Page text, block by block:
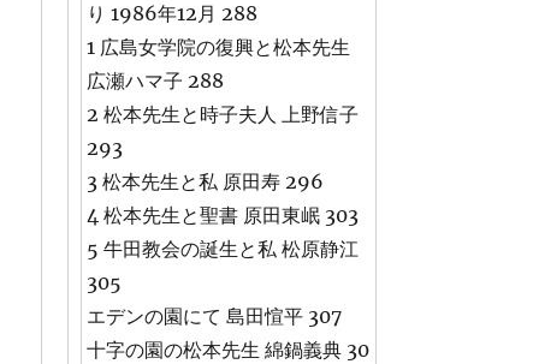
り 1986年12月 288
1 広島女学院の復興と松本先生
広瀬ハマ子 288
2 松本先生と時子夫人 上野信子
293
3 松本先生と私 原田寿 296
4 松本先生と聖書 原田東岷 303
5 牛田教会の誕生と私 松原静江
305
エデンの園にて 島田愃平 307
十字の園の松本先生 綿鍋義典 30